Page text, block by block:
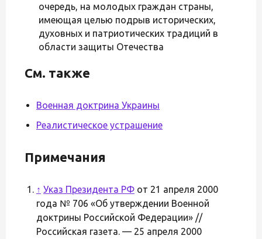
очередь, на молодых граждан страны,
имеющая целью подрыв исторических,
духовных и патриотических традиций в
области защиты Отечества
См. также
Военная доктрина Украины
Реалистическое устрашение
Примечания
↑ Указ Президента РФ от 21 апреля 2000
года № 706 «Об утверждении Военной
доктрины Российской Федерации» //
Российская газета. — 25 апреля 2000